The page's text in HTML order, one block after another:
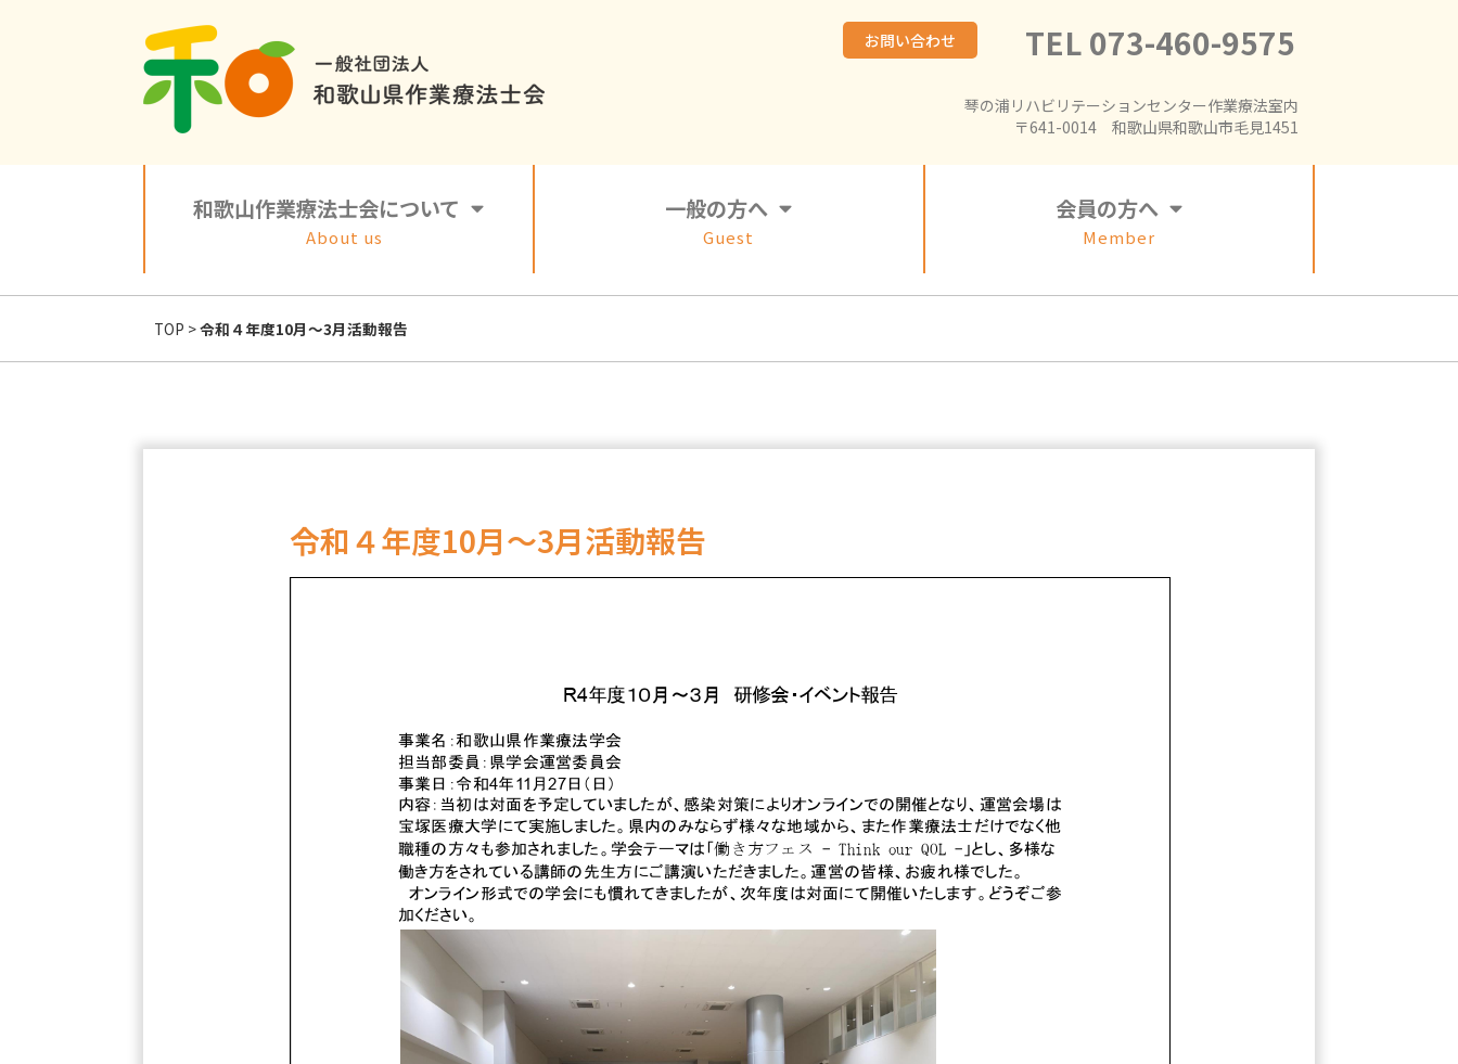
お問い合わせ TEL 073-460-9575
琴の浦リハビリテーションセンター作業療法室内
〒641-0014 和歌山県和歌山市毛見1451
和歌山作業療法士会について
About us
一般の方へ
Guest
会員の方へ
Member
TOP >令和４年度10月～3月活動報告
令和４年度10月～3月活動報告